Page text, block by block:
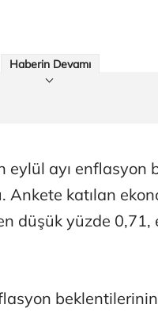
Haberin Devamı
eylül ayı enflasyon
Ankete katılan
düşük yüzde 0,71,